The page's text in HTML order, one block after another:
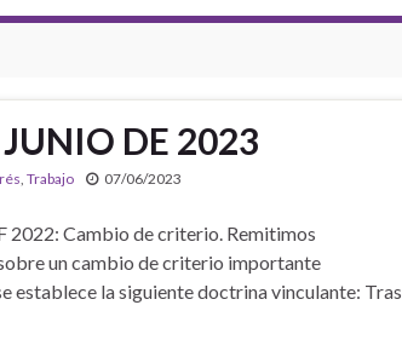
DE 2023
, Trabajo 07/06/2023
Cambio de criterio. Remitimos
un cambio de criterio importante
establece la siguiente doctrina vinculante: Tras